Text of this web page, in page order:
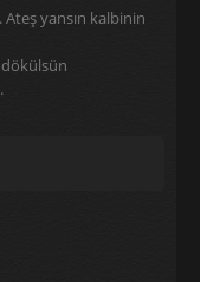
Ateş yansın kalbinin
dökülsün